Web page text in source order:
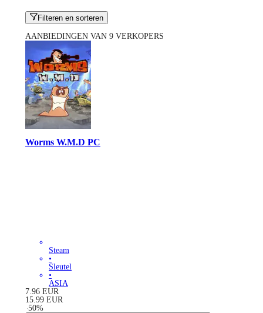
Filteren en sorteren
AANBIEDINGEN VAN 9 VERKOPERS
Worms W.M.D PC
Steam
•
Sleutel
•
ASIA
7.96 EUR
15.99 EUR
-50%